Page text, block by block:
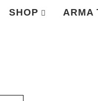
SHOP ARMA